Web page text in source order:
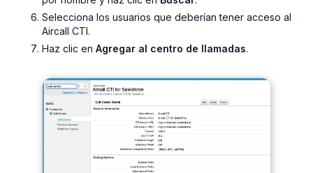
Selecciona los usuarios que deberían tener acceso al
Aircall CTI.
Haz clic en Agregar al centro de llamadas.